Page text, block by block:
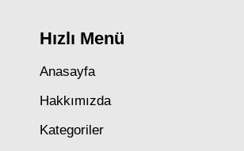
Hızlı Menü
Anasayfa
Hakkımızda
Kategoriler